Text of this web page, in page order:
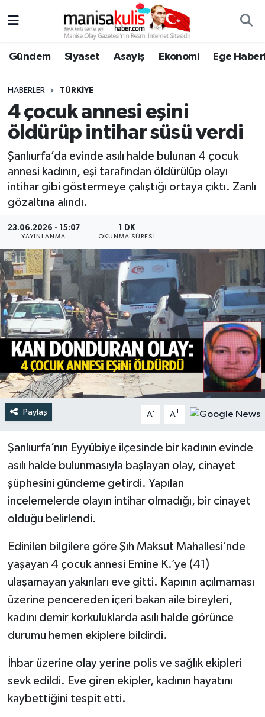
Gündem Siyaset Asayiş Ekonomi Ege
HABERLER TÜRKIYE
4 çocuk annesi eşini
öldürüp intihar süsü verdi
Şanlıurfa’da evinde asılı halde bulunan 4 çocuk
annesi kadının, eşi tarafından öldürülüp olayı
intihar gibi göstermeye çalıştığı ortaya çıktı. Zanlı
gözaltına alındı.
23.06.2026 - 15:07
YAYINLANMA
1 DK
OKUNMA SÜRESI
Paylaş A- A+
Şanlıurfa’nın Eyyübiye ilçesinde bir kadının evinde
asılı halde bulunmasıyla başlayan olay, cinayet
şüphesini gündeme getirdi. Yapılan
incelemelerde olayın intihar olmadığı, bir cinayet
olduğu belirlendi.
Edinilen bilgilere göre Şıh Maksut Mahallesi’nde
yaşayan 4 çocuk annesi Emine K.’ye (41)
ulaşamayan yakınları eve gitti. Kapının açılmaması
üzerine pencereden içeri bakan aile bireyleri,
kadını demir korkuluklarda asılı halde görünce
durumu hemen ekiplere bildirdi.
İhbar üzerine olay yerine polis ve sağlık ekipleri
sevk edildi. Eve giren ekipler, kadının hayatını
kaybettiğini tespit etti.
Ege Haberleri
Ekonomi
Genel
Gündem
Resmi İlan
Siyaset
Spor
Türkiye
Yaşam
Yunusemre Hava Durumu
Yunusemre Trafik Yoğunluk Haritası
Süper Lig Puan Durumu ve Fikstür
Tüm Manşetler
Son Dakika Haberleri
Haber Arşivi